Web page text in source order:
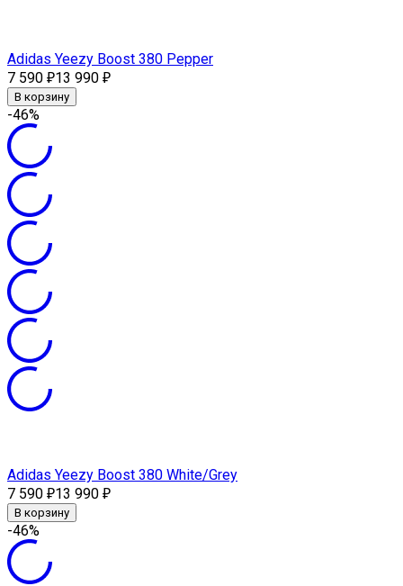
Adidas Yeezy Boost 380 Pepper
7 590 ₽13 990 ₽
В корзину
-46%
Adidas Yeezy Boost 380 White/Grey
7 590 ₽13 990 ₽
В корзину
-46%